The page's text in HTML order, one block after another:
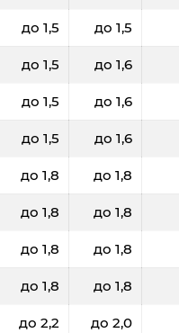
до 1,5 до 1,5
до 1,5 до 1,6
до 1,5 до 1,6
до 1,5 до 1,6
до 1,8 до 1,8
до 1,8 до 1,8
до 1,8 до 1,8
до 1,8 до 1,8
до 2,2 до 2,0